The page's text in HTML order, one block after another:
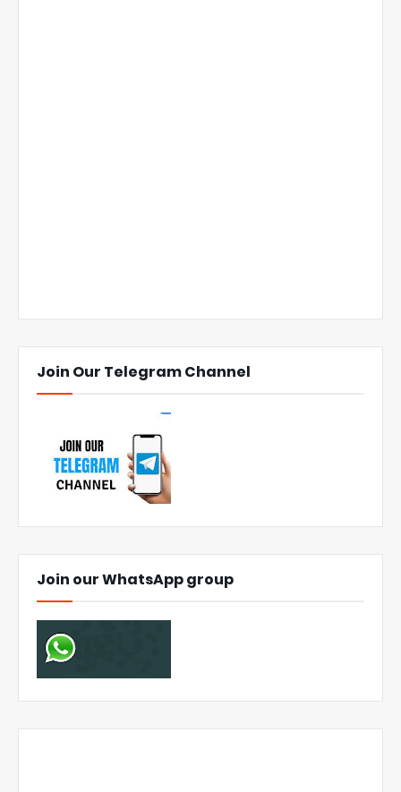
Join Our Telegram Channel
Join our WhatsApp group